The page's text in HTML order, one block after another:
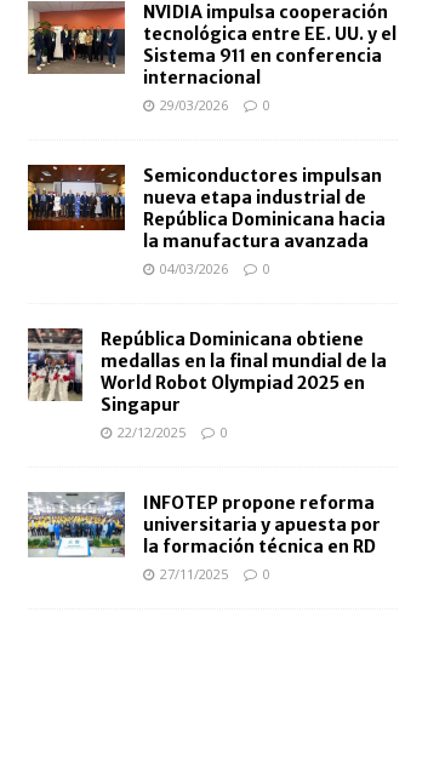
NVIDIA impulsa cooperación
tecnológica entre EE. UU. y el
Sistema 911 en conferencia
internacional
29/03/2026 0
Semiconductores impulsan
nueva etapa industrial de
República Dominicana hacia
la manufactura avanzada
04/03/2026 0
República Dominicana obtiene
medallas en la final mundial de la
World Robot Olympiad 2025 en
Singapur
22/12/2025 0
INFOTEP propone reforma
universitaria y apuesta por
la formación técnica en RD
27/11/2025 0